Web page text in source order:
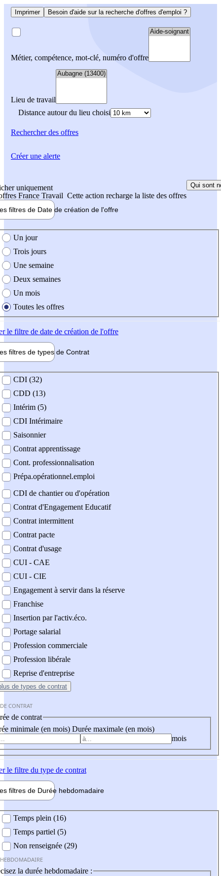
Imprimer Besoin d'aide sur la recherche d'offres d'emploi ?
Métier, compétence, mot-clé, numéro d'offre
Lieu de travail
Distance autour du lieu choisi
Rechercherdes offres
uniquement
France Travail Cette action recharge la liste des offres
Qui sont
filtres de Date de création de l'offre
création de l'offre
Un jour
Trois jours
Une semaine
Deux semaines
Un mois
Toutes les offres
le filtre de date de création de l'offre
filtres de types de Contrat
contrat
CDI (32)
CDD (13)
Intérim (5)
CDI Intérimaire
Saisonnier
Contrat apprentissage
Cont. professionnalisation
Prépa.opérationnel.emploi
CDI de chantier ou d'opération
Contrat d'Engagement Educatif
Contrat intermittent
Contrat pacte
Contrat d'usage
CUI - CAE
CUI - CIE
Engagement à servir dans la réserve
Franchise
Insertion par l'activ.éco.
Portage salarial
Profession commerciale
Profession libérale
Reprise d'entreprise
de types de contrat
CONTRAT
de contrat
minimale (en mois) Durée maximale (en mois)
mois
le filtre du type de contrat
filtres de Durée hebdomadaire
Temps plein (16)
Temps partiel (5)
Non renseignée (29)
la durée hebdomadaire :
Créer une alerte